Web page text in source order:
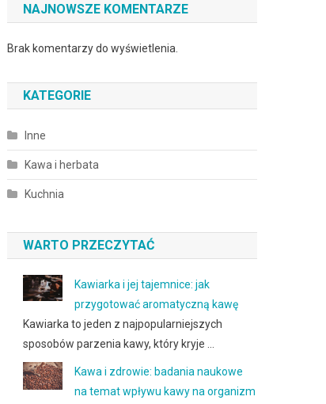
NAJNOWSZE KOMENTARZE
Brak komentarzy do wyświetlenia.
KATEGORIE
Inne
Kawa i herbata
Kuchnia
WARTO PRZECZYTAĆ
Kawiarka i jej tajemnice: jak
przygotować aromatyczną kawę
Kawiarka to jeden z najpopularniejszych
sposobów parzenia kawy, który kryje …
Kawa i zdrowie: badania naukowe
na temat wpływu kawy na organizm